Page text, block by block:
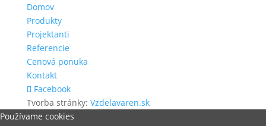
Domov
Produkty
Projektanti
Referencie
Cenová ponuka
Kontakt
Facebook
Tvorba stránky: Vzdelavaren.sk
Používame cookies